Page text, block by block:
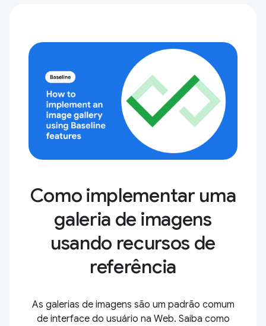
Como implementar uma
galeria de imagens
usando recursos de
referência
As galerias de imagens são um padrão comum
de interface do usuário na Web. Saiba como